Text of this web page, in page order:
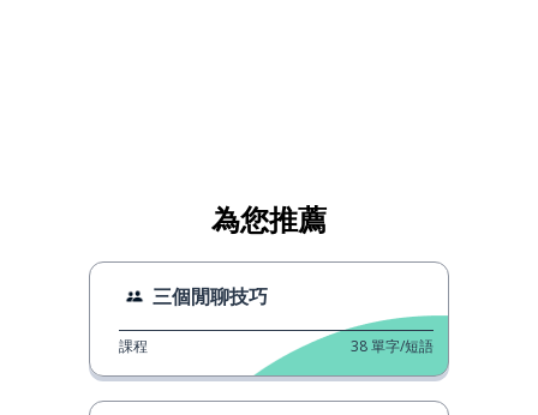
為您推薦
三個閒聊技巧
課程 38單字/短語